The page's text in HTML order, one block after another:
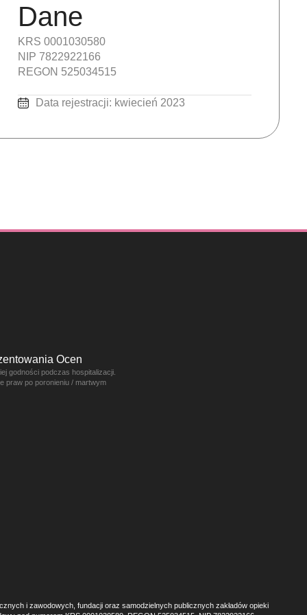
Dane
KRS 0001030580
NIP 7822922166
REGON 525034515
Data rejestracji: kwiecień 2023
Ocen
godności podczas hospitalizacji.
praw po poronieniu / martwym
i zawodowych, fundacji oraz samodzielnych publicznych zakładów opieki